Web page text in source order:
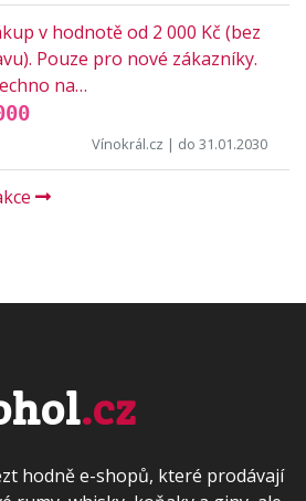
v hodnotě od 2 000 Kč (bez
Pouze pro nové zákazníky.
na…
Vínokrál.cz | do 31.01.2030
.cz
hodně e-shopů, které prodávají